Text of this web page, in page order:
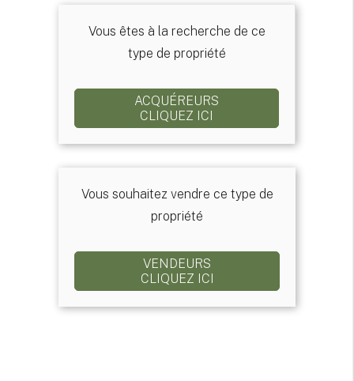
Vous êtes à la recherche de ce
type de propriété
ACQUÉREURS
CLIQUEZ ICI
Vous souhaitez vendre ce type de
propriété
VENDEURS
CLIQUEZ ICI